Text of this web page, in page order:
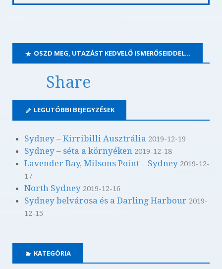
OSZD MEG, UTAZÁST KEDVELŐ ISMERŐSEIDDEL…
Share
LEGUTÓBBI BEJEGYZÉSEK
Sydney – Kirribilli Ausztrália 2019-12-19
Sydney – séta a környéken 2019-12-18
Lavender Bay, Milsons Point – Sydney 2019-12-
17
North Sydney 2019-12-16
Sydney belvárosa és a Darling Harbour 2019-
12-15
KATEGÓRIA